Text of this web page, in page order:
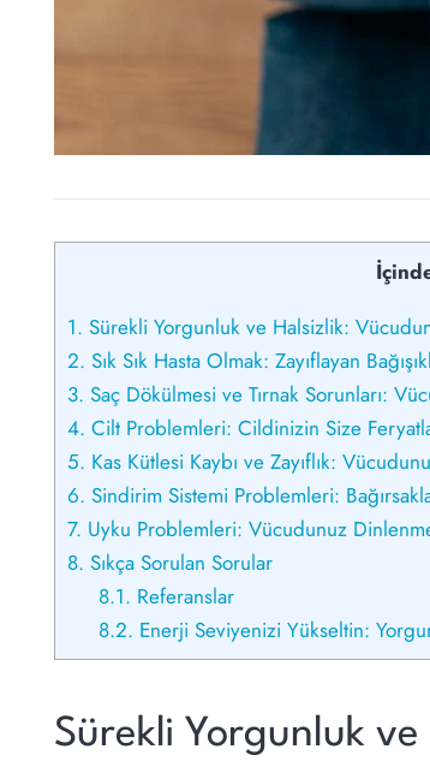
1. Sürekli Yorgunluk ve Halsizlik:
2. Sık Sık Hasta Olmak: Zayıflayan
3. Saç Dökülmesi ve Tırnak Sorunları:
4. Cilt Problemleri: Cildinizin Size
5. Kas Kütlesi Kaybı ve Zayıflık:
6. Sindirim Sistemi Problemleri:
7. Uyku Problemleri: Vücudunuz
8. Sıkça Sorulan Sorular
8.1. Referanslar
8.2. Enerji Seviyenizi Yükseltin:
Sürekli Yorgunluk ve